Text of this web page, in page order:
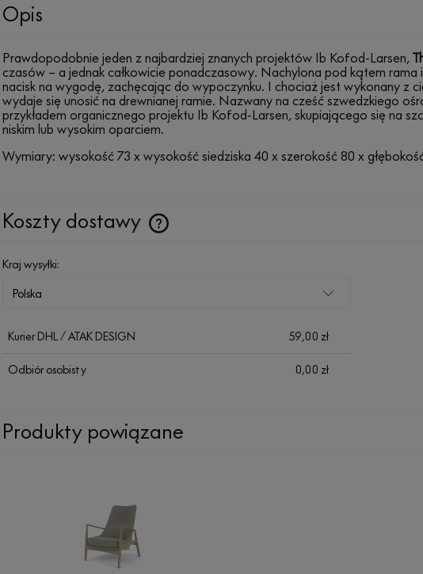
Opis
Prawdopodobnie jeden z najbardziej znanych projektów Ib Kofod-Larsen,
czasów – a jednak całkowicie ponadczasowy. Nachylona pod kątem rama
nacisk na wygodę, zachęcając do wypoczynku. I chociaż jest wykonany z
wydaje się unosić na drewnianej ramie. Nazwany na cześć szwedzkiego
przykładem organicznego projektu Ib Kofod-Larsen, skupiającego się na
niskim lub wysokim oparciem.
Wymiary: wysokość 73 x wysokość siedziska 40 x szerokość 80 x
Koszty dostawy
Kraj wysyłki:
Kurier DHL / ATAK DESIGN 59,00 zł
Odbiór osobisty 0,00 zł
Produkty powiązane